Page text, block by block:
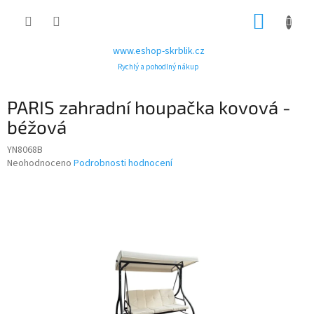
www.eshop-skrblik.cz
Rychlý a pohodlný nákup
PARIS zahradní houpačka kovová -
béžová
YN8068B
Průměrné
Neohodnoceno Podrobnosti hodnocení